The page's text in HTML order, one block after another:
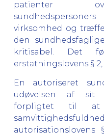
patienter
virksomhed og
den
kritisabel. Det
erstatningslovens § 2,
En autoriseret
udøvelsen af sit
forpligtet til at